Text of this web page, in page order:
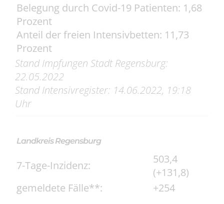
Belegung durch Covid-19 Patienten: 1,68
Prozent
Anteil der freien Intensivbetten: 11,73
Prozent
Stand Impfungen Stadt Regensburg:
22.05.2022
Stand Intensivregister: 14.06.2022, 19:18
Uhr
Landkreis Regensburg
7-Tage-Inzidenz:
503,4
(+131,8)
gemeldete Fälle**:
+254